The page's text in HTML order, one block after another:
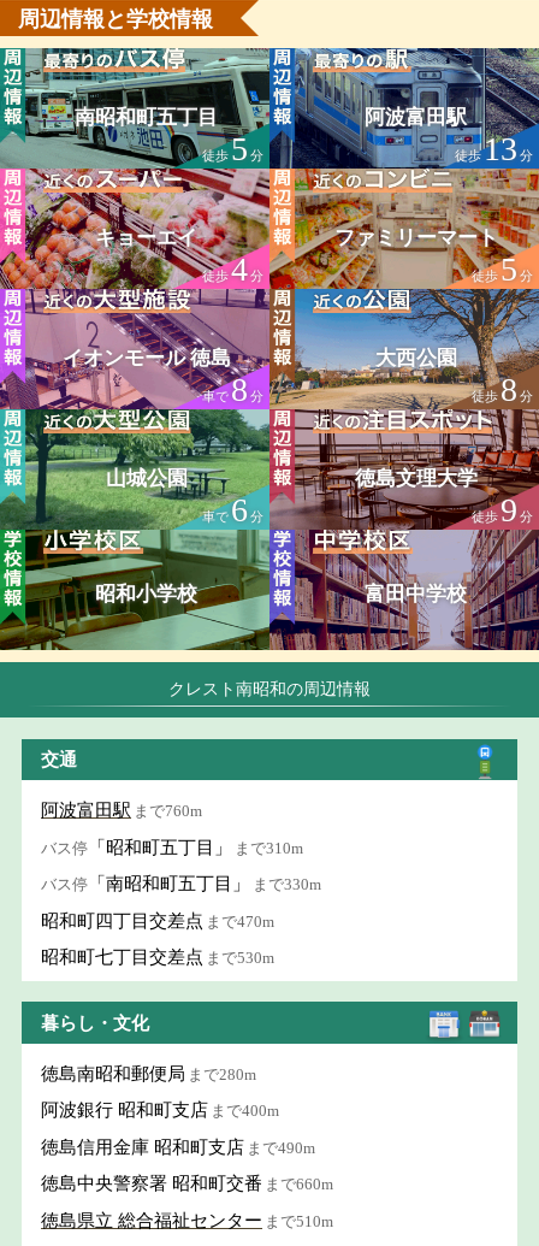
周辺情報と学校情報
南昭和町五丁目
徒歩5分
阿波富田駅
徒歩13 分
キョーエイ
徒歩4分
ファミリーマート
徒歩5分
イオンモール 徳島
車で8分
大西公園
徒歩8 分
山城公園
車で6分
徳島文理大学
徒歩9分
昭和小学校 富田中学校
クレスト南昭和の周辺情報
交通
阿波富田駅 まで760m
バス停 「昭和町五丁目」 まで310m
バス停 「南昭和町五丁目」 まで330m
昭和町四丁目交差点 まで470m
昭和町七丁目交差点 まで530m
暮らし・文化
徳島南昭和郵便局 まで280m
阿波銀行 昭和町支店 まで400m
徳島信用金庫 昭和町支店 まで490m
徳島中央警察署 昭和町交番 まで660m
徳島県立 総合福祉センター まで510m